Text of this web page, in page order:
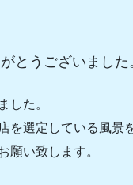
とうございました
した。
選定している風景
願い致します。